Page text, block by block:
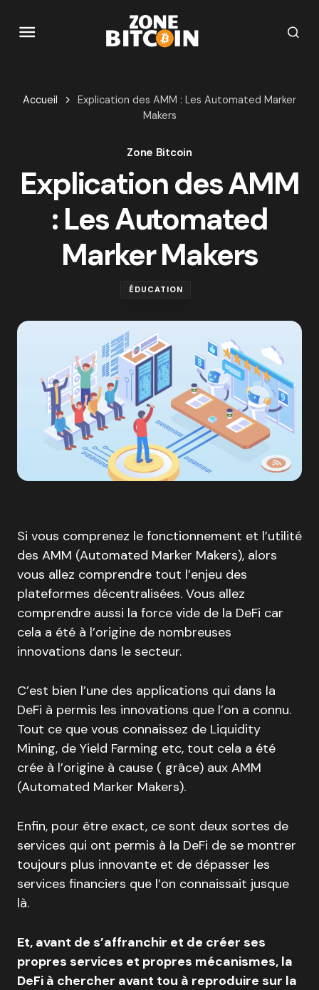
Accueil
Explication des AMM : Les Automated Marker
Makers
Zone Bitcoin
Explication des AMM
: Les Automated
Marker Makers
ÉDUCATION
Si vous comprenez le fonctionnement et l’utilité
des AMM (Automated Marker Makers), alors
vous allez comprendre tout l’enjeu des
plateformes décentralisées. Vous allez
comprendre aussi la force vide de la DeFi car
cela a été à l’origine de nombreuses
innovations dans le secteur.
C’est bien l’une des applications qui dans la
DeFi à permis les innovations que l’on a connu.
Tout ce que vous connaissez de Liquidity
Mining, de Yield Farming etc, tout cela a été
crée à l’origine à cause ( grâce) aux AMM
(Automated Marker Makers).
Enfin, pour être exact, ce sont deux sortes de
services qui ont permis à la DeFi de se montrer
toujours plus innovante et de dépasser les
services financiers que l’on connaissait jusque
là.
Et, avant de s’affranchir et de créer ses
propres services et propres mécanismes, la
DeFi à chercher avant tou à reproduire sur la